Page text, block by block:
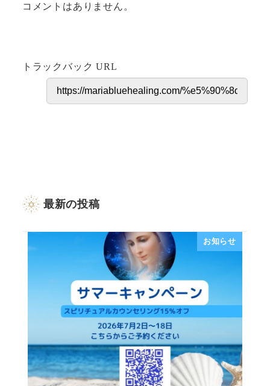
コメントはありません。
トラックバック URL
最新の投稿
お知らせ